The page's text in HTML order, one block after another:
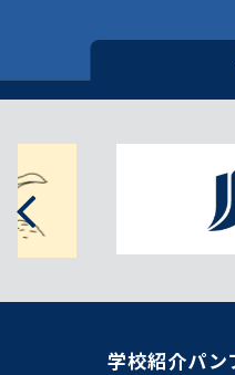
学校紹介パン